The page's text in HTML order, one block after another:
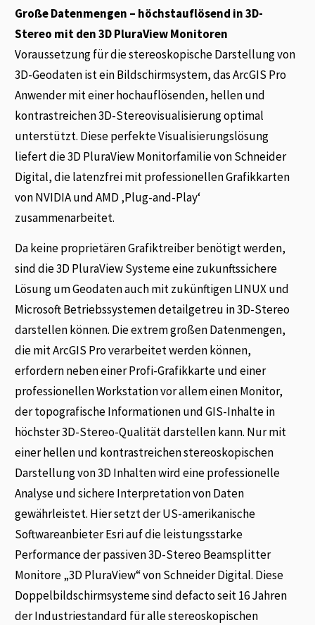
Große Datenmengen – höchstauflösend in 3D-
Stereo mit den 3D PluraView Monitoren
Voraussetzung für die stereoskopische Darstellung von
3D-Geodaten ist ein Bildschirmsystem, das ArcGIS Pro
Anwender mit einer hochauflösenden, hellen und
kontrastreichen 3D-Stereovisualisierung optimal
unterstützt. Diese perfekte Visualisierungslösung
liefert die 3D PluraView Monitorfamilie von Schneider
Digital, die latenzfrei mit professionellen Grafikkarten
von NVIDIA und AMD ‚Plug-and-Play‘
zusammenarbeitet.
Da keine proprietären Grafiktreiber benötigt werden,
sind die 3D PluraView Systeme eine zukunftssichere
Lösung um Geodaten auch mit zukünftigen LINUX und
Microsoft Betriebssystemen detailgetreu in 3D-Stereo
darstellen können. Die extrem großen Datenmengen,
die mit ArcGIS Pro verarbeitet werden können,
erfordern neben einer Profi-Grafikkarte und einer
professionellen Workstation vor allem einen Monitor,
der topografische Informationen und GIS-Inhalte in
höchster 3D-Stereo-Qualität darstellen kann. Nur mit
einer hellen und kontrastreichen stereoskopischen
Darstellung von 3D Inhalten wird eine professionelle
Analyse und sichere Interpretation von Daten
gewährleistet. Hier setzt der US-amerikanische
Softwareanbieter Esri auf die leistungsstarke
Performance der passiven 3D-Stereo Beamsplitter
Monitore „3D PluraView“ von Schneider Digital. Diese
Doppelbildschirmsysteme sind defacto seit 16 Jahren
der Industriestandard für alle stereoskopischen